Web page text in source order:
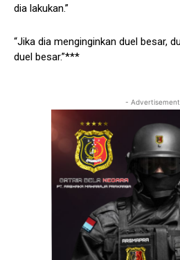
dia lakukan.”
“Jika dia menginginkan duel besar,
duel besar.”***
-